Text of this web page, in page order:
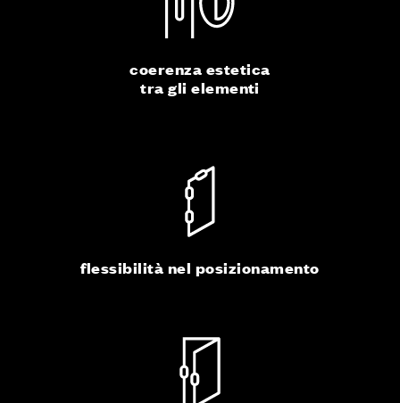
coerenza estetica
tra gli elementi
flessibilità nel posizionamento